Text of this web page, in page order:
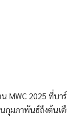
MWC 2025 ที่บา
นกุมภาพันธ์ถึงต้น